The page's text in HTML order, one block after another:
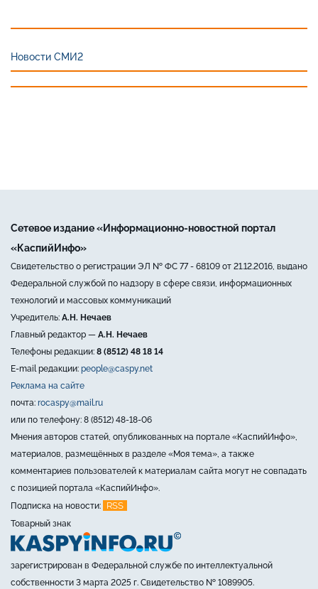
Новости СМИ2
Сетевое издание «Информационно-новостной портал
«КаспийИнфо»
Свидетельство о регистрации ЭЛ № ФС 77 - 68109 от 21.12.2016, выдано
Федеральной службой по надзору в сфере связи, информационных
технологий и массовых коммуникаций
Учредитель: А.Н. Нечаев
Главный редактор — А.Н. Нечаев
Телефоны редакции: 8 (8512) 48 18 14
E-mail редакции: people@caspy.net
Реклама на сайте
почта: rocaspy@mail.ru
или по телефону: 8 (8512) 48-18-06
Мнения авторов статей, опубликованных на портале «КаспийИнфо»,
материалов, размещённых в разделе «Моя тема», а также
комментариев пользователей к материалам сайта могут не совпадать
с позицией портала «КаспийИнфо».
Подписка на новости:
RSS
Товарный знак
зарегистрирован в Федеральной службе по интеллектуальной
собственности 3 марта 2025 г. Свидетельство № 1089905.